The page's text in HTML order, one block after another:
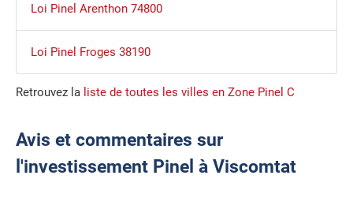
Loi Pinel Arenthon 74800
Loi Pinel Froges 38190
Retrouvez la liste de toutes les villes en Zone Pinel C
Avis et commentaires sur
l'investissement Pinel à Viscomtat